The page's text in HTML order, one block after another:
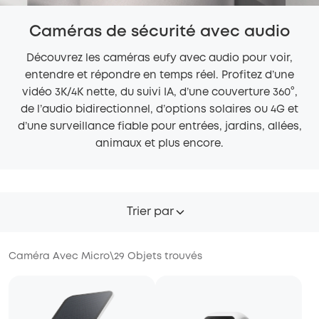
Caméras de sécurité avec audio
Découvrez les caméras eufy avec audio pour voir,
entendre et répondre en temps réel. Profitez d’une
vidéo 3K/4K nette, du suivi IA, d’une couverture 360°,
de l’audio bidirectionnel, d’options solaires ou 4G et
d’une surveillance fiable pour entrées, jardins, allées,
animaux et plus encore.
Trier par
Caméra Avec Micro\29 Objets trouvés